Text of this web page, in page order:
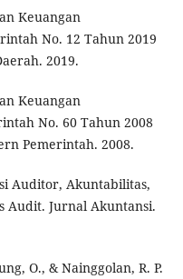
Keuangan
No. 12 Tahun 2019
2019.
Keuangan
No. 60 Tahun 2008
Pemerintah. 2008.
Auditor, Akuntabilitas,
Audit. Jurnal Akuntansi.
O., & Nainggolan, R. P.